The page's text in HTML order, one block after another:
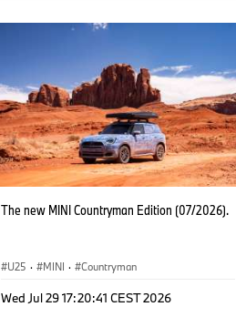
The new MINI Countryman Edition (07/2026).
U25 · MINI · Countryman
Wed Jul 29 17:20:41 CEST 2026